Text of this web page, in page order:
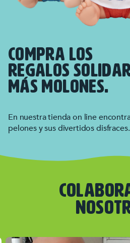
COMPRA LOS
REGALOS
MÁS MOLONES.
En nuestra tienda on line
pelones y sus divertidos disfraces.